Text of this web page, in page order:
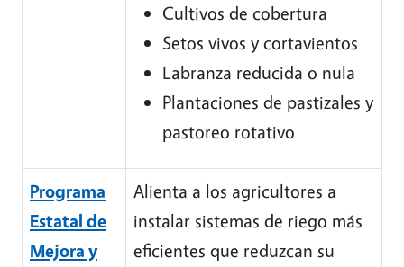
Cultivos de cobertura
Setos vivos y cortavientos
Labranza reducida o nula
Plantaciones de pastizales y
pastoreo rotativo
Programa
Estatal de
Mejora y
Alienta a los agricultores a
instalar sistemas de riego más
eficientes que reduzcan su